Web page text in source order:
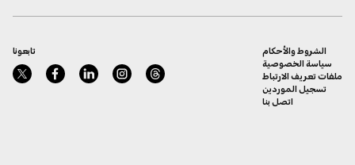
تابعونا
الشروط والأحكام
سياسة الخصوصية
ملفات تعريف الارتباط
تسجيل الموردين
اتصل بنا